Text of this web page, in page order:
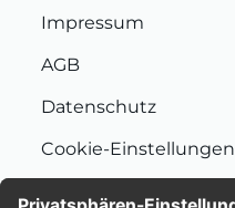
Impressum
AGB
Datenschutz
Cookie-Einstellungen